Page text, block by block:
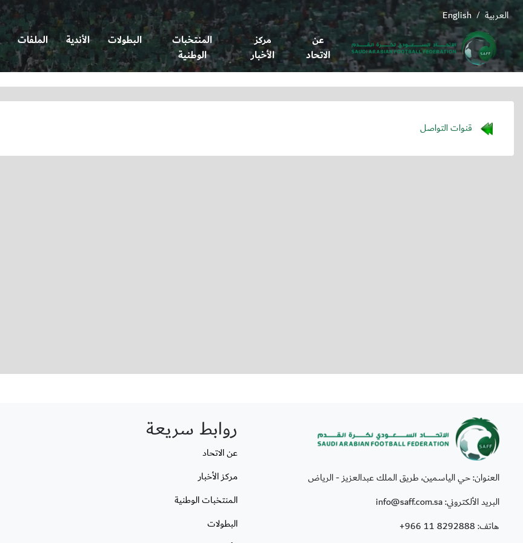
English / العربية
عن
الاتحاد
مركز
الأخبار
المنتخبات
الوطنية
البطولات الأندية الملفات
قنوات التواصل
العنوان: حي الياسمين، طريق الملك عبدالعزيز - الرياض
البريد الألكتروني: info@saff.com.sa
هاتف:+966 11 8292888
روابط سريعة
عن الاتحاد
مركز الأخبار
المنتخبات الوطنية
البطولات